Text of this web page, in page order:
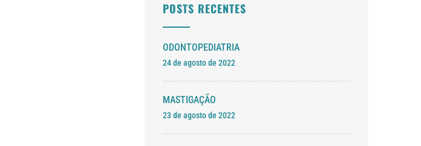
POSTS RECENTES
ODONTOPEDIATRIA
24 de agosto de 2022
MASTIGAÇÃO
23 de agosto de 2022